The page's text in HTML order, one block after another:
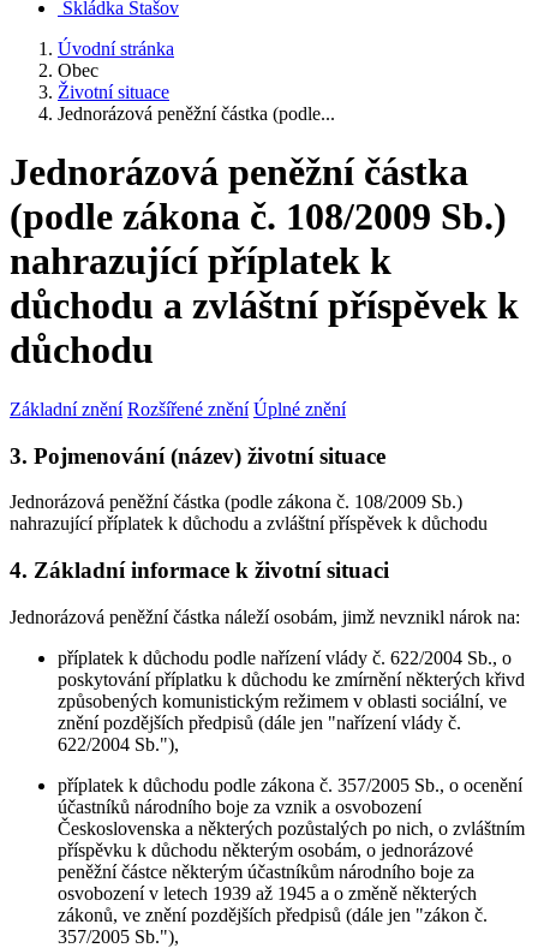
Skládka Stašov
Úvodní stránka
Obec
Životní situace
Jednorázová peněžní částka (podle...
Jednorázová peněžní částka
(podle zákona č. 108/2009 Sb.)
nahrazující příplatek k
důchodu a zvláštní příspěvek k
důchodu
Základní znění Rozšířené znění Úplné znění
3. Pojmenování (název) životní situace
Jednorázová peněžní částka (podle zákona č. 108/2009 Sb.)
nahrazující příplatek k důchodu a zvláštní příspěvek k důchodu
4. Základní informace k životní situaci
Jednorázová peněžní částka náleží osobám, jimž nevznikl nárok na:
příplatek k důchodu podle nařízení vlády č. 622/2004 Sb., o
poskytování příplatku k důchodu ke zmírnění některých křivd
způsobených komunistickým režimem v oblasti sociální, ve
znění pozdějších předpisů (dále jen "nařízení vlády č.
622/2004 Sb."),
příplatek k důchodu podle zákona č. 357/2005 Sb., o ocenění
účastníků národního boje za vznik a osvobození
Československa a některých pozůstalých po nich, o zvláštním
příspěvku k důchodu některým osobám, o jednorázové
peněžní částce některým účastníkům národního boje za
osvobození v letech 1939 až 1945 a o změně některých
zákonů, ve znění pozdějších předpisů (dále jen "zákon č.
357/2005 Sb."),